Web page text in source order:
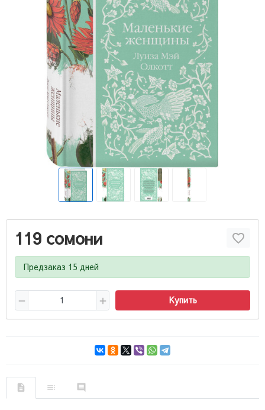
119 сомони
Предзаказ 15 дней
Купить